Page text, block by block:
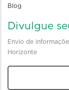
Blog
Divulgue
Envio de
Horizonte